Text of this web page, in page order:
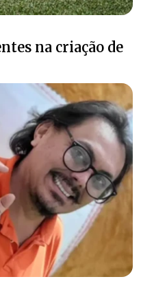
na criação de